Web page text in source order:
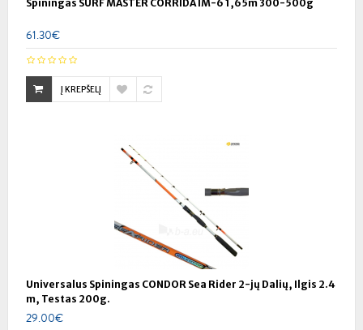
Spiningas SURF MASTER CORRIDA IM-6 1,65m 300-500g
61.30€
Į KREPŠELĮ
Universalus Spiningas CONDOR Sea Rider 2-jų Dalių, Ilgis 2.4
m, Testas 200g.
29.00€